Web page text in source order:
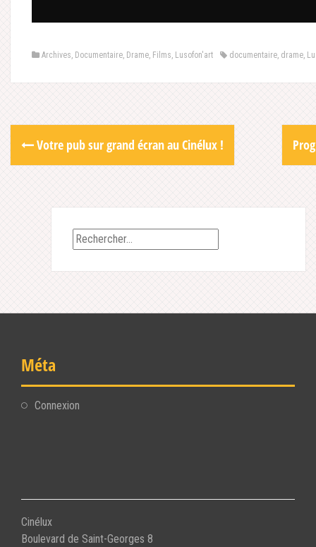
Archives, Documentaire, Drame, Films, Lusofon'art documentaire, drame,
Post
navigation
Votre pub sur grand écran au Cinélux !
Rechercher :
Méta
Connexion
Cinélux
Boulevard de Saint-Georges 8